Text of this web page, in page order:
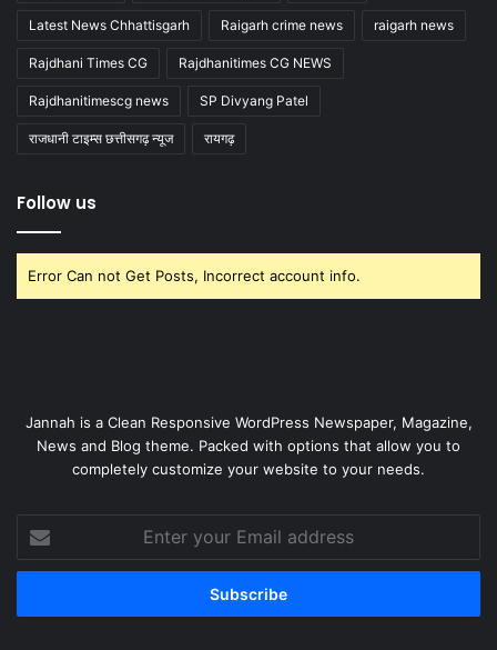
Latest News Chhattisgarh Raigarh crime news raigarh news
Rajdhani Times CG Rajdhanitimes CG NEWS
Rajdhanitimescg news SP Divyang Patel
राजधानी टाइम्स छत्तीसगढ़ न्यूज रायगढ़
Follow us
Error Can not Get Posts, Incorrect account info.
Jannah is a Clean Responsive WordPress Newspaper, Magazine,
News and Blog theme. Packed with options that allow you to
completely customize your website to your needs.
your
Email